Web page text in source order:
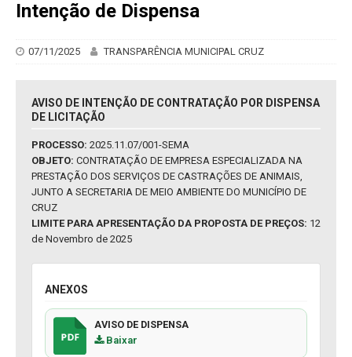
Intenção de Dispensa
07/11/2025 TRANSPARÊNCIA MUNICIPAL CRUZ
AVISO DE INTENÇÃO DE CONTRATAÇÃO POR DISPENSA
DE LICITAÇÃO
PROCESSO: 2025.11.07/001-SEMA
OBJETO: CONTRATAÇÃO DE EMPRESA ESPECIALIZADA NA
PRESTAÇÃO DOS SERVIÇOS DE CASTRAÇÕES DE ANIMAIS,
JUNTO A SECRETARIA DE MEIO AMBIENTE DO MUNICÍPIO DE
CRUZ
LIMITE PARA APRESENTAÇÃO DA PROPOSTA DE PREÇOS: 12
de Novembro de 2025
ANEXOS
AVISO DE DISPENSA
Baixar